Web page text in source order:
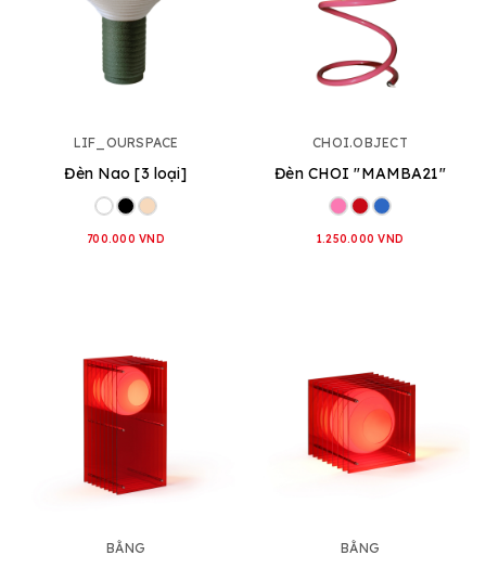
LIF_OURSPACE
Đèn Nao [3 loại]
700.000 VND
CHOI.OBJECT
Đèn CHOI "MAMBA21"
1.250.000 VND
BẰNG BẰNG